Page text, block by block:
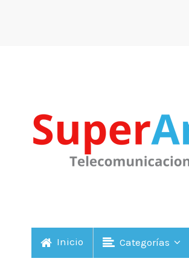
Inicio Categorías